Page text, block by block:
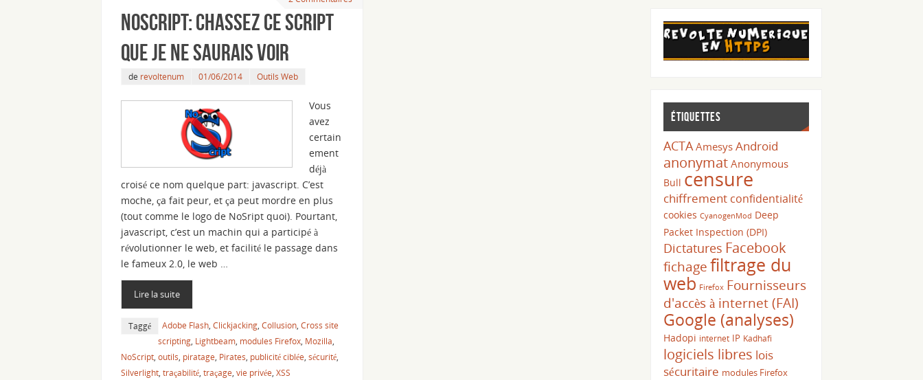
NoScript: chassez ce script
que je ne saurais voir
de revoltenum 01/06/2014 Outils Web
Vous
avez
certain
ement
déjà
croisé ce nom quelque part: javascript. C’est
moche, ça fait peur, et ça peut mordre en plus
(tout comme le logo de NoSript quoi). Pourtant,
javascript, c’est un machin qui a participé à
révolutionner le web, et facilité le passage dans
le fameux 2.0, le web …
Lire la suite
Taggé Adobe Flash, Clickjacking, Collusion, Cross site
scripting, Lightbeam, modules Firefox, Mozilla,
NoScript, outils, piratage, Pirates, publicité ciblée, sécurité,
Silverlight, traçabilité, traçage, vie privée, XSS
Étiquettes
ACTA Amesys Android
anonymat Anonymous
Bull censure
chiffrement confidentialité
cookies CyanogenMod Deep
Packet Inspection (DPI)
Dictatures Facebook
fichagefiltrage du
web Firefox Fournisseurs
d'accès à internet (FAI)
Google (analyses)
Hadopi internet IP Kadhafi
logiciels libres lois
sécuritaire modules Firefox